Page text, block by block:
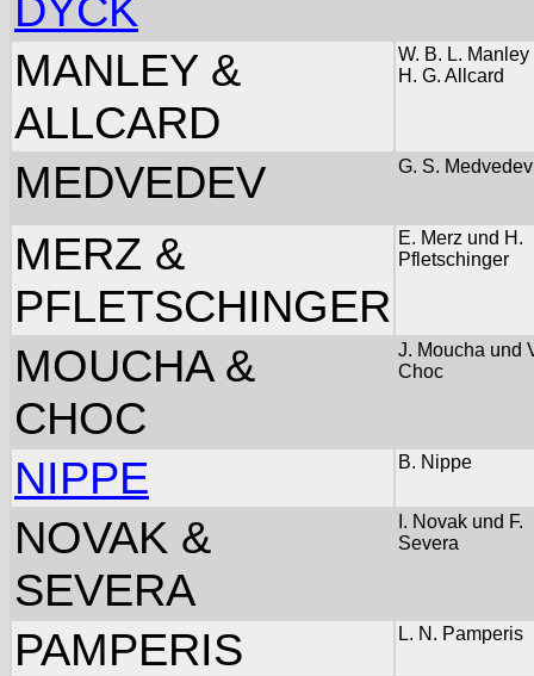
MANLEY &
ALLCARD
W. B. L. Manley
H. G. Allcard
MEDVEDEV G. S.
MERZ &
PFLETSCHINGER
E. Merz und H.
Pfletschinger
MOUCHA &
CHOC
J. Moucha und
Choc
NIPPE B. Nippe
NOVAK &
SEVERA
I. Novak und F.
Severa
PAMPERIS L. N. Pamperis